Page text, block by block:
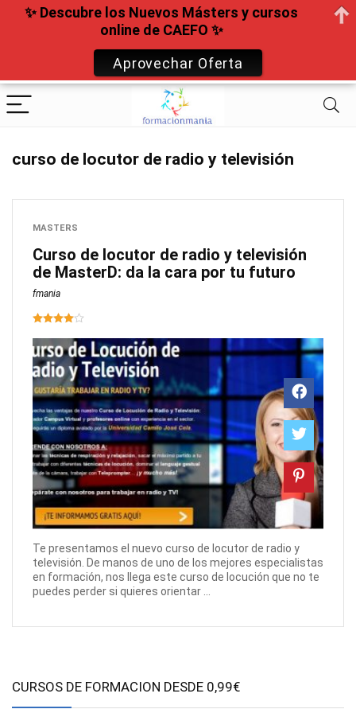
curso de locutor de radio y televisión
MASTERS
Curso de locutor de radio y televisión
de MasterD: da la cara por tu futuro
fmania
Te presentamos el nuevo curso de locutor de radio y
televisión. De manos de uno de los mejores especialistas
en formación, nos llega este curso de locución que no te
puedes perder si quieres orientar ...
CURSOS DE FORMACION DESDE 0,99€
✨ Descubre los Nuevos Másters y cursos
online de CAEFO ✨
Aprovechar Oferta